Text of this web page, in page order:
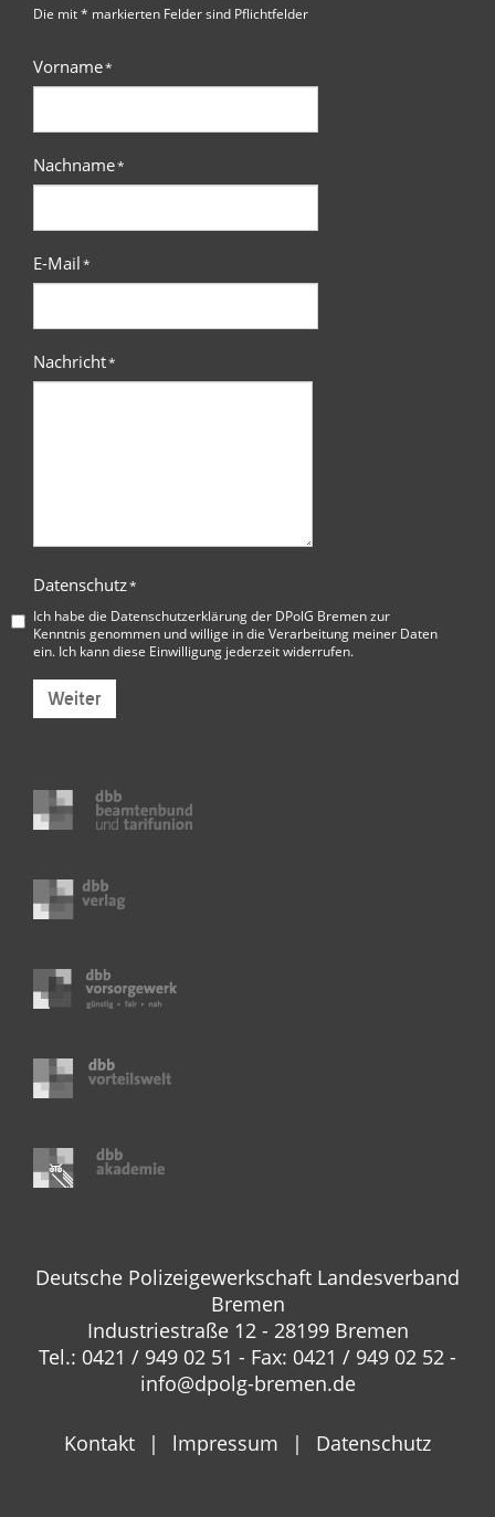
Die mit * markierten Felder sind Pflichtfelder
Vorname*
Nachname*
E-Mail*
Nachricht*
Datenschutz*
Ich habe die Datenschutzerklärung der DPolG Bremenzur
Kenntnis genommen und willige in die Verarbeitung meiner Daten
ein. Ich kann diese Einwilligung jederzeit widerrufen.
Weiter
Deutsche Polizeigewerkschaft Landesverband
Bremen
Industriestraße 12 - 28199 Bremen
Tel.: 0421 / 949 02 51 - Fax: 0421 / 949 02 52 -
info@dpolg-bremen.de
Kontakt lmpressum Datenschutz